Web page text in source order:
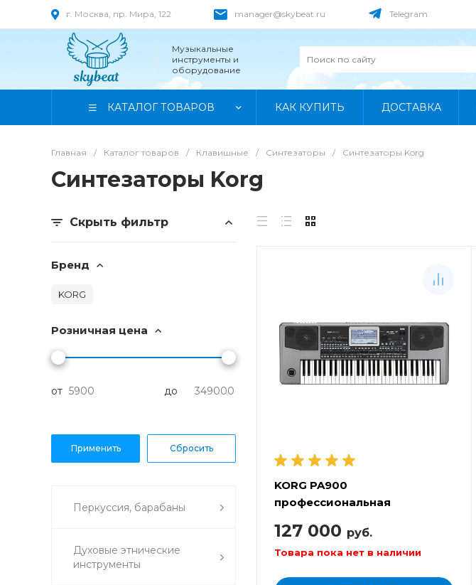
г. Москва, пр. Мира, 122 manager@skybeat.ru Telegram
Музыкальные
инструменты и
оборудование
КАТАЛОГ ТОВАРОВ КАК КУПИТЬ ДОСТАВКА
Главная / Каталог товаров / Клавишные / Синтезаторы / Синтезаторы Korg
Синтезаторы Korg
Скрыть фильтр
Розничная цена
от до
Бренд
KORG
Перкуссия, барабаны
Духовые этнические
инструменты
KORG PA900
профессиональная
127 000 руб.
Товара пока нет в наличии